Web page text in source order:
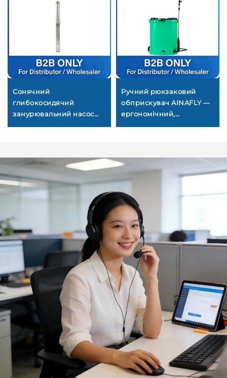
Сонячний
глибокосидячий
занурювальний насос
сільськогосподарського
зрошування, постійного
струму, автономний
водяний насос
Ручний рюкзаковий
обприскувач AINAFLY —
ергономічний,
господарства,
дезінфекції та боротьби
з шкідниками